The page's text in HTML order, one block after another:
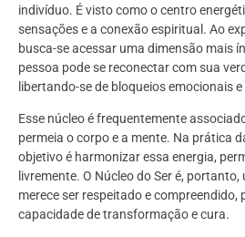
indivíduo. É visto como o centro
sensações e a conexão espiritual. Ao
busca-se acessar uma dimensão mais
pessoa pode se reconectar com sua
libertando-se de bloqueios emocionais
Esse núcleo é frequentemente
permeia o corpo e a mente. Na prática
objetivo é harmonizar essa energia,
livremente. O Núcleo do Ser é,
merece ser respeitado e compreendido,
capacidade de transformação e cura.